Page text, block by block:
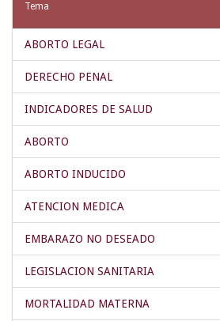
Tema
ABORTO LEGAL
DERECHO PENAL
INDICADORES DE SALUD
ABORTO
ABORTO INDUCIDO
ATENCION MEDICA
EMBARAZO NO DESEADO
LEGISLACION SANITARIA
MORTALIDAD MATERNA